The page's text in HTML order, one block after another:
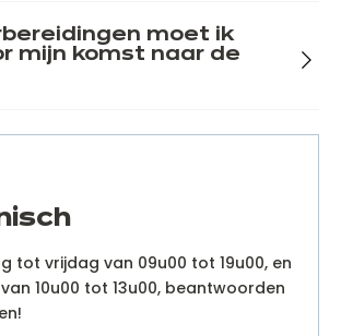
moet ik
mijn komst naar de
tot vrijdag van 09u00 tot 19u00, en
10u00 tot 13u00, beantwoorden